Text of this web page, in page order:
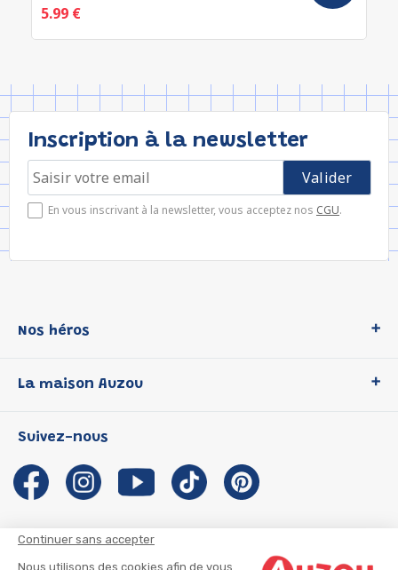
Continuer sans accepter
Nous utilisons des cookies afin de vous
5.99 €
Inscription à la newsletter
En vous inscrivant à la newsletter, vous acceptez nos CGU.
Nos héros
P'tit Loup
Les Influenceuses
Migali
Petite Taupe
La maison Auzou
Notre histoire
Auzou s'engage
Auteurs et illustrateurs Auzou
Suivez-nous